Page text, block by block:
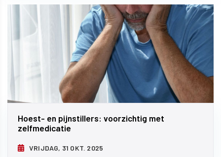
Hoest- en pijnstillers: voorzichtig met
zelfmedicatie
VRIJDAG, 31 OKT. 2025